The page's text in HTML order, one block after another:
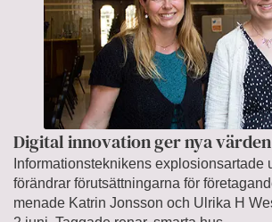
Digital innovation ger nya värden
Informationsteknikens explosionsartade
förändrar förutsättningarna för
menade Katrin Jonsson och Ulrika H